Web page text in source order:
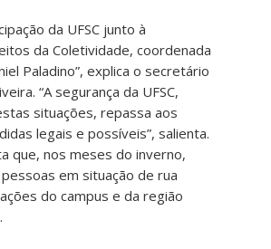
da UFSC junto à
da Coletividade, coordenada
Paladino”, explica o secretário
“A segurança da UFSC,
situações, repassa aos
legais e possíveis”, salienta.
que, nos meses do inverno,
em situação de rua
do campus e da região